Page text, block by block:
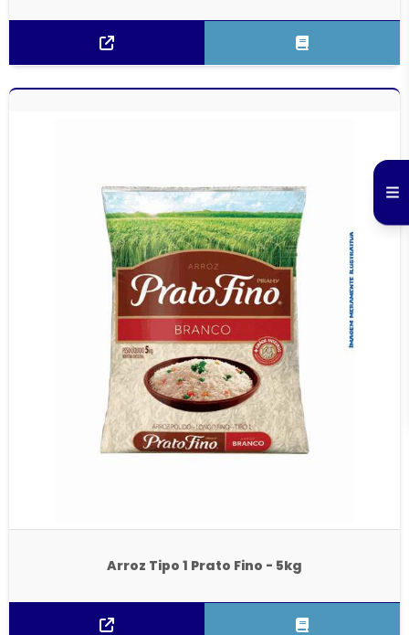
Arroz Tipo 1 Prato Fino - 5kg